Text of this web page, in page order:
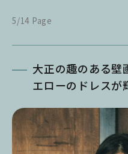
5/14 Page
大正の趣のある壁
エローのドレスが